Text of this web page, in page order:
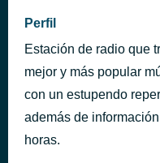
Te Vas a Acordar
Evoluxión
01 Himno Migrante
Perfil
Estación de radio que
mejor y más popular
con un estupendo
además de
horas.